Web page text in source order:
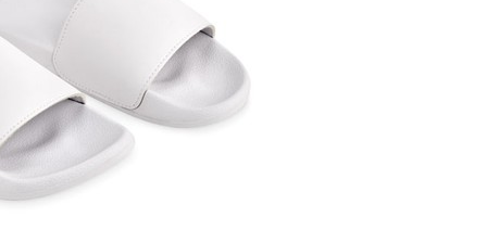
de sécurité
astucieux comme des
produit est conçu pour
vos chaussures, vous
pieds, renforçant ainsi le
en garantissant leur